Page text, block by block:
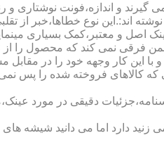
و اندازه،فونت نوشتاری و رنگ
اند:.این نوع خطاها،خبر از
اصل و معتبر،کمک بسیاری
نمی کند که محصول را از
با این کار وجهه خود را در
کالاهای فروخته شده را پس
دقیقی در مورد
دارد اما می دانید شیشه